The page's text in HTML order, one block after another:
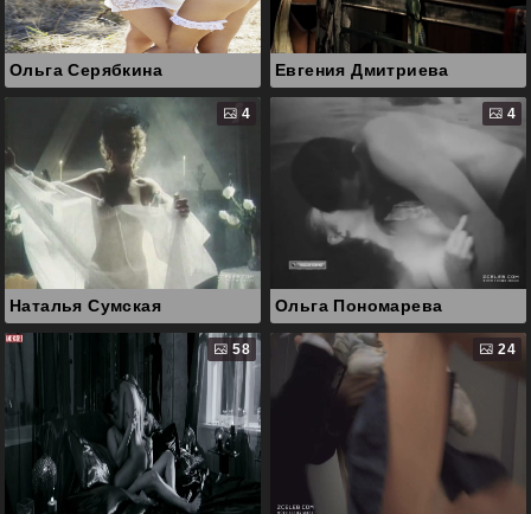
Ольга Серябкина Евгения Дмитриева
4
Наталья Сумская
4
Ольга Пономарева
58 24